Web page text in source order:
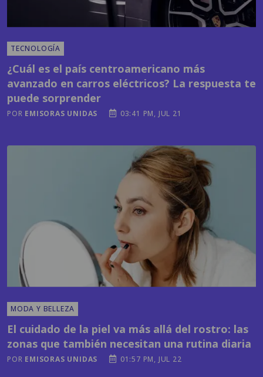
avanzado en carros eléctricos? La respuesta te
puede sorprender
EMISORAS UNIDAS 03:41 PM, JUL 21
MODA Y BELLEZA
zonas que también necesitan una rutina diaria
POR EMISORAS UNIDAS 01:57 PM, JUL 22